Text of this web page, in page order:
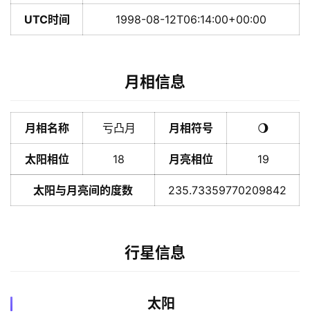
UTC时间 1998-08-12T06:14:00+00:00
月相信息
月相名称 亏凸月 月相符号 🌖
太阳相位 18 月亮相位 19
太阳与月亮间的度数 235.73359770209842
行星信息
太阳